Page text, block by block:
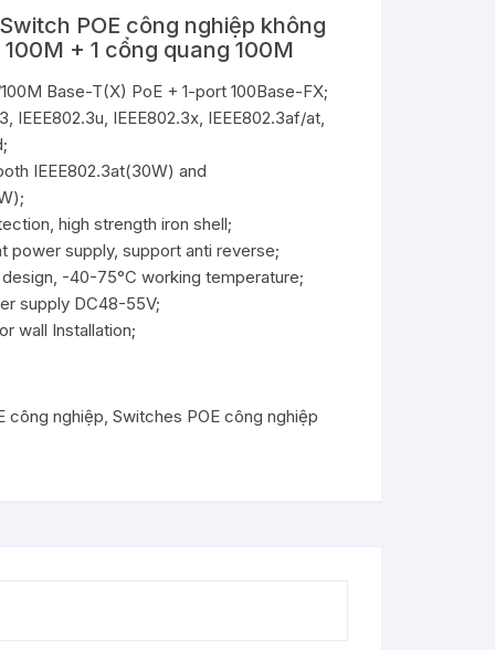
2 có
1G
10G
TVI
VGA
sang
sang
Layer 2
mạch Ethernet
thông minh
đổi quang điện
nghiệp
đổi quang điện
đổi quang điện tiêu
Chassis
Server sang
đổi Serial
quang
POE công nghiệp không
100M + 1 cổng quang 100M
Base-T(X) PoE + 1-port 100Base-FX;
IEEE802.3u, IEEE802.3x, IEEE802.3af/at,
IEEE802.3at(30W) and
high strength iron shell;
power supply, support anti reverse;
-40-75°C working temperature;
supply DC48-55V;
wall Installation;
công nghiệp, Switches POE công nghiệp